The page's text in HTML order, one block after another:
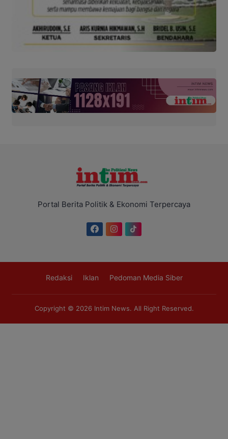
Portal Berita Politik & Ekonomi Terpercaya
Redaksi Iklan Pedoman Media Siber
Copyright © 2026 Intim News. All Right Reserved.